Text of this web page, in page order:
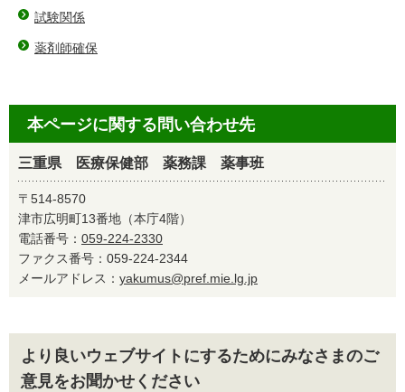
試験関係
薬剤師確保
本ページに関する問い合わせ先
三重県 医療保健部 薬務課 薬事班
〒514-8570
津市広明町13番地（本庁4階）
電話番号： 059-224-2330
ファクス番号：059-224-2344
メールアドレス： yakumus@pref.mie.lg.jp
より良いウェブサイトにするためにみなさまのご
意見をお聞かせください